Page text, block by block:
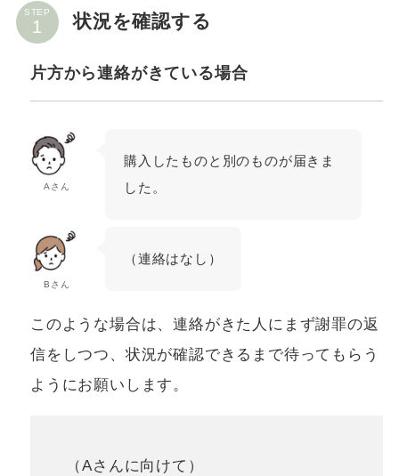
STEP 状況を確認する
片方から連絡がきている場合
Aさん
購入したものと別のものが届きま
した。
Bさん
（連絡はなし）
このような場合は、連絡がきた人にまず謝罪の返
信をしつつ、状況が確認できるまで待ってもらう
ようにお願いします。
（Aさんに向けて）